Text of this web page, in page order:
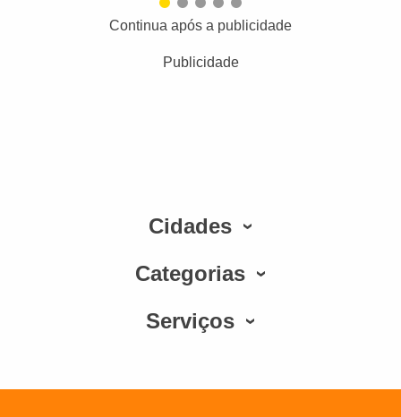
Continua após a publicidade
Publicidade
Cidades
Categorias
Serviços